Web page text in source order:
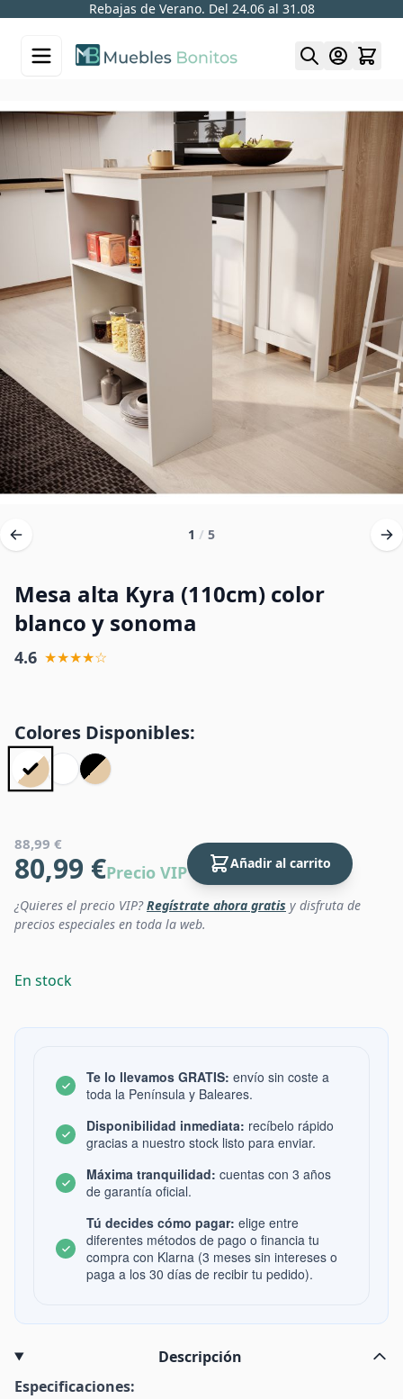
Rebajas de Verano. Del 24.06 al 31.08
1 / 5
Mesa alta Kyra (110cm) color
blanco y sonoma
4.6 ★★★★☆
Colores Disponibles:
88,99 €
80,99 €Precio VIP Añadir al carrito
¿Quieres el precio VIP?Regístrate ahora gratis y disfruta de
precios especiales en toda la web.
En stock
Te lo llevamos GRATIS: envío sin coste a
toda la Península y Baleares.
Disponibilidad inmediata: recíbelo rápido
gracias a nuestro stock listo para enviar.
Máxima tranquilidad: cuentas con 3 años
de garantía oficial.
Tú decides cómo pagar: elige entre
diferentes métodos de pago o financia tu
compra con Klarna (3 meses sin intereses o
paga a los 30 días de recibir tu pedido).
Descripción
Especificaciones: